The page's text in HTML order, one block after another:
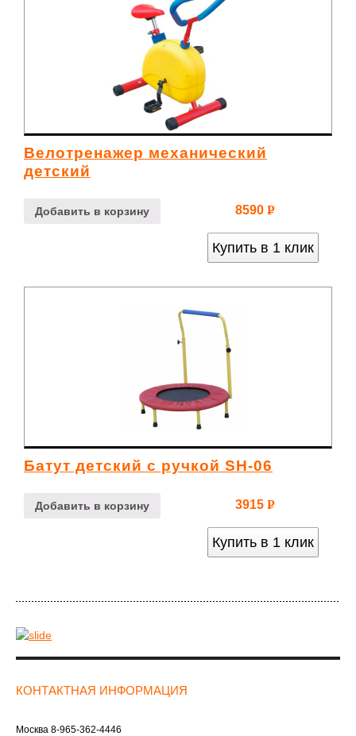
Велотренажер механический
детский
Добавить в корзину 8590 Р
Купить в 1 клик
Батут детский с ручкой SH-06
Добавить в корзину 3915 Р
Купить в 1 клик
КОНТАКТНАЯ ИНФОРМАЦИЯ
Москва 8-965-362-4446